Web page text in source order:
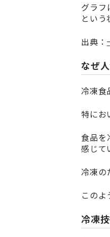
グラ
という
出典：
なぜ
冷凍食
特にお
食品を
感じて
冷凍の
この
冷凍